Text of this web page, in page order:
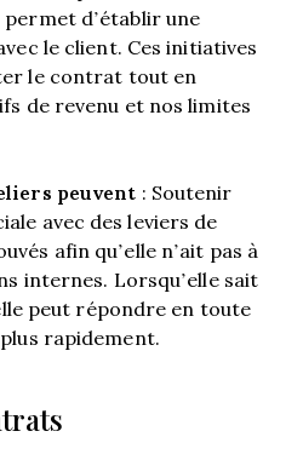
d’établir une
le client. Ces initiatives
le contrat tout en
de revenu et nos limites
peuvent : Soutenir
avec des leviers de
afin qu’elle n’ait pas à
internes. Lorsqu’elle sait
peut répondre en toute
rapidement.